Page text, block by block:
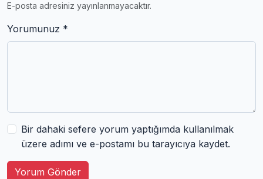
E-posta adresiniz yayınlanmayacaktır.
Yorumunuz *
Bir dahaki sefere yorum yaptığımda kullanılmak
üzere adımı ve e-postamı bu tarayıcıya kaydet.
Yorum Gönder